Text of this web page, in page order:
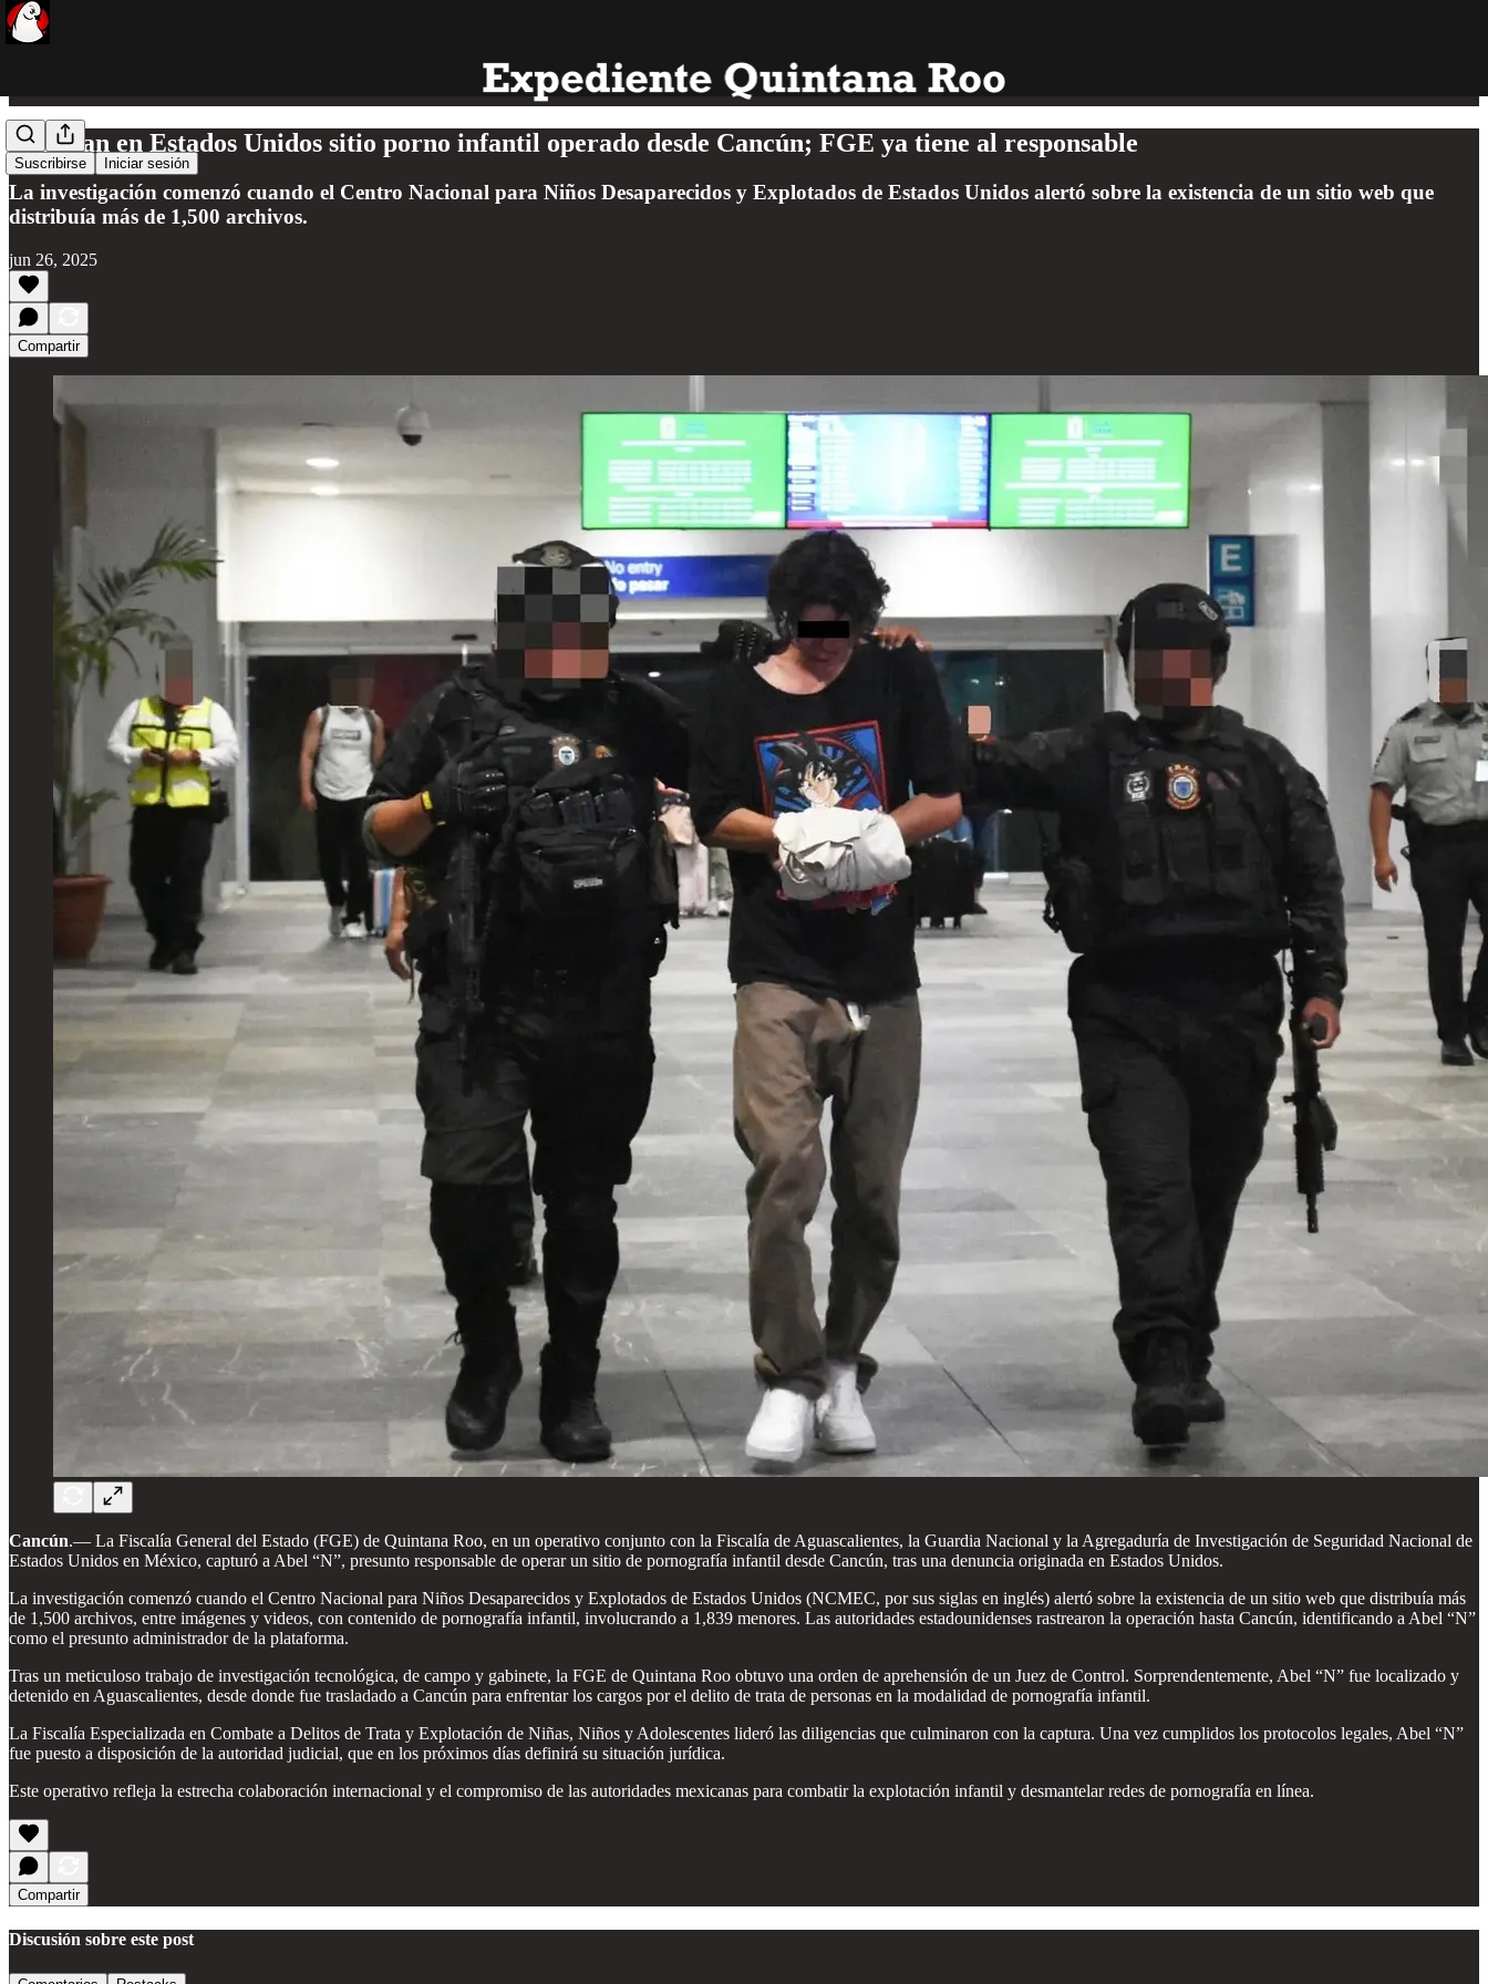
Suscribirse Iniciar sesión
Detectan en Estados Unidos sitio porno infantil operado desde Cancún; FGE ya tiene al responsable
La investigación comenzó cuando el Centro Nacional para Niños Desaparecidos y Explotados de Estados Unidos alertó sobre la existencia de un sitio web que
distribuía más de 1,500 archivos.
jun 26, 2025
Compartir
Cancún.— La Fiscalía General del Estado (FGE) de Quintana Roo, en un operativo conjunto con la Fiscalía de Aguascalientes, la Guardia Nacional y la Agregaduría de Investigación de Seguridad Nacional de
Estados Unidos en México, capturó a Abel “N”, presunto responsable de operar un sitio de pornografía infantil desde Cancún, tras una denuncia originada en Estados Unidos.
La investigación comenzó cuando el Centro Nacional para Niños Desaparecidos y Explotados de Estados Unidos (NCMEC, por sus siglas en inglés) alertó sobre la existencia de un sitio web que distribuía más
de 1,500 archivos, entre imágenes y videos, con contenido de pornografía infantil, involucrando a 1,839 menores. Las autoridades estadounidenses rastrearon la operación hasta Cancún, identificando a Abel “N”
como el presunto administrador de la plataforma.
Tras un meticuloso trabajo de investigación tecnológica, de campo y gabinete, la FGE de Quintana Roo obtuvo una orden de aprehensión de un Juez de Control. Sorprendentemente, Abel “N” fue localizado y
detenido en Aguascalientes, desde donde fue trasladado a Cancún para enfrentar los cargos por el delito de trata de personas en la modalidad de pornografía infantil.
La Fiscalía Especializada en Combate a Delitos de Trata y Explotación de Niñas, Niños y Adolescentes lideró las diligencias que culminaron con la captura. Una vez cumplidos los protocolos legales, Abel “N”
fue puesto a disposición de la autoridad judicial, que en los próximos días definirá su situación jurídica.
Este operativo refleja la estrecha colaboración internacional y el compromiso de las autoridades mexicanas para combatir la explotación infantil y desmantelar redes de pornografía en línea.
Compartir
Discusión sobre este post